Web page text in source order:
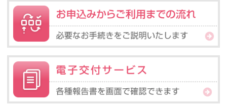
投資信託 取扱商品（ファンド）基準価額一覧 システムメンテナン
スのお知らせ
2026年02月02日
投資信託 当金庫取扱ファンド 基準価額の下落について（2月2
2026年01月21日
投信インターネットサービス 臨時休止のお知らせについて
2025年12月19日